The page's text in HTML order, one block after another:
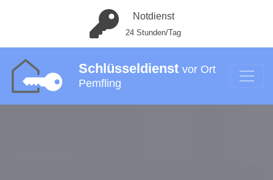
Notdienst
24 Stunden/Tag
Schlüsseldienst vor Ort
Pemfling